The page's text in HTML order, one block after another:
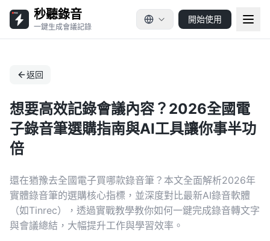
秒聽錄音
一鍵生成會議記錄
開始使用
返回
想要高效記錄會議內容？2026全國電
子錄音筆選購指南與AI工具讓你事半功
倍
還在猶豫去全國電子買哪款錄音筆？本文全面解析2026年
實體錄音筆的選購核心指標，並深度對比最新AI錄音軟體
（如Tinrec），透過實戰教學教你如何一鍵完成錄音轉文字
與會議總結，大幅提升工作與學習效率。